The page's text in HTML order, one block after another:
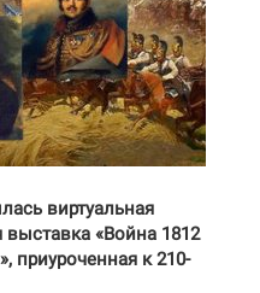
виртуальная
выставка «Война 1812
приуроченная к 210-